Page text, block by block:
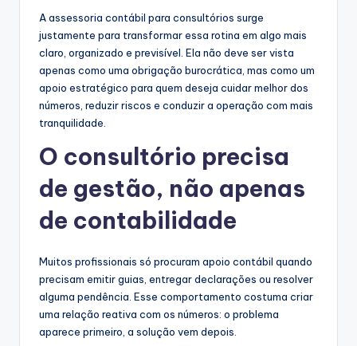
A assessoria contábil para consultórios surge
justamente para transformar essa rotina em algo mais
claro, organizado e previsível. Ela não deve ser vista
apenas como uma obrigação burocrática, mas como um
apoio estratégico para quem deseja cuidar melhor dos
números, reduzir riscos e conduzir a operação com mais
tranquilidade.
O consultório precisa
de gestão, não apenas
de contabilidade
Muitos profissionais só procuram apoio contábil quando
precisam emitir guias, entregar declarações ou resolver
alguma pendência. Esse comportamento costuma criar
uma relação reativa com os números: o problema
aparece primeiro, a solução vem depois.